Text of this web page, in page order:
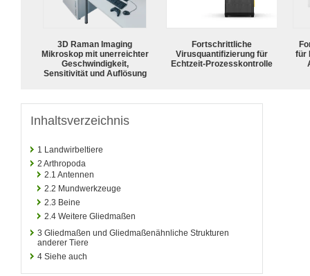
3D Raman Imaging
Mikroskop mit unerreichter
Geschwindigkeit,
Sensitivität und Auflösung
Fortschrittliche
Virusquantifizierung für
Echtzeit-Prozesskontrolle
für
Inhaltsverzeichnis
1 Landwirbeltiere
2 Arthropoda
2.1 Antennen
2.2 Mundwerkzeuge
2.3 Beine
2.4 Weitere Gliedmaßen
3 Gliedmaßen und Gliedmaßenähnliche Strukturen
anderer Tiere
4 Siehe auch